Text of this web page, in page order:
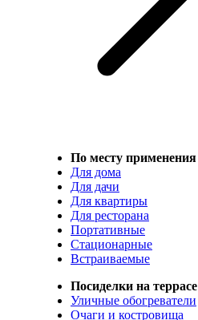
По месту применения
Для дома
Для дачи
Для квартиры
Для ресторана
Портативные
Стационарные
Встраиваемые
Посиделки на террасе
Уличные обогреватели
Очаги и костровища